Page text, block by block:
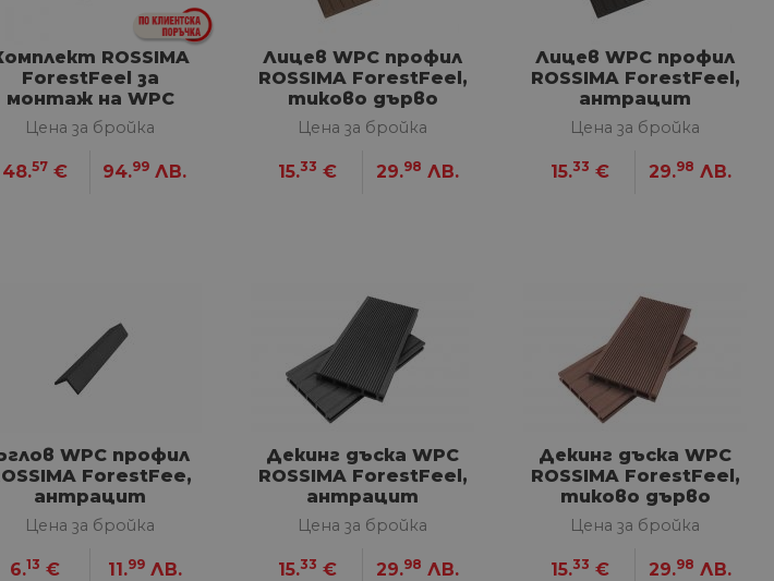
ROSSIMA
ForestFeel за
монтаж на WPC
декинг
Цена за бройка
48.57 € 94.99 ЛВ.
Лицев WPC профил
ROSSIMA ForestFeel,
тиково дърво
Цена за бройка
15.33 € 29.98 ЛВ.
Лицев WPC профил
ROSSIMA ForestFeel,
антрацит
Цена за бройка
15.33 € 29.98 ЛВ.
WPC профил
ForestFee,
антрацит
Цена за бройка
6.13 € 11.99 ЛВ.
Декинг дъска WPC
ROSSIMA ForestFeel,
антрацит
Цена за бройка
15.33 € 29.98 ЛВ.
Декинг дъска WPC
ROSSIMA ForestFeel,
тиково дърво
Цена за бройка
15.33 € 29.98 ЛВ.